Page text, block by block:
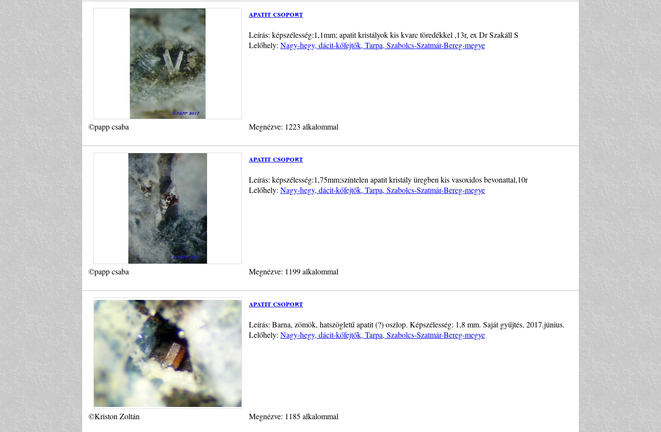
apatit csoport
Leírás: képszélesség:1,1mm; apatit kristályok kis kvarc töredékkel ,13r, ex Dr Szakáll S
Lelőhely: Nagy-hegy, dácit-kőfejtők, Tarpa, Szabolcs-Szatmár-Bereg-megye
©papp csaba Megnézve: 1223 alkalommal
apatit csoport
Leírás: képszélesség:1,75mm;színtelen apatit kristály üregben kis vasoxidos bevonattal,10r
Lelőhely: Nagy-hegy, dácit-kőfejtők, Tarpa, Szabolcs-Szatmár-Bereg-megye
©papp csaba Megnézve: 1199 alkalommal
apatit csoport
Leírás: Barna, zömök, hatszögletű apatit (?) oszlop. Képszélesség: 1,8 mm. Saját gyűjtés, 2017.június.
Lelőhely: Nagy-hegy, dácit-kőfejtők, Tarpa, Szabolcs-Szatmár-Bereg-megye
©Kriston Zoltán Megnézve: 1185 alkalommal